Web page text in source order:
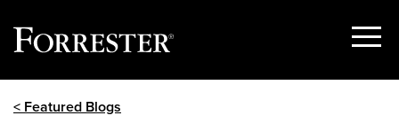
Show
< Featured Blogs